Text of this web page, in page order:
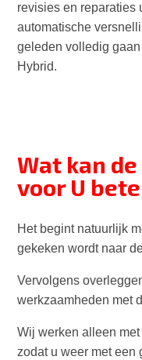
revisies en reparaties
automatische
geleden volledig
Hybrid.
Wat kan
voor U
Het begint natuurlijk
gekeken wordt naar
Vervolgens
werkzaamheden met
Wij werken alleen
zodat u weer met een